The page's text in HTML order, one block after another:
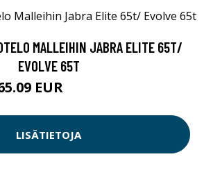
MALLEIHIN JABRA ELITE 65T/
EVOLVE 65T
EUR
LISÄTIETOJA